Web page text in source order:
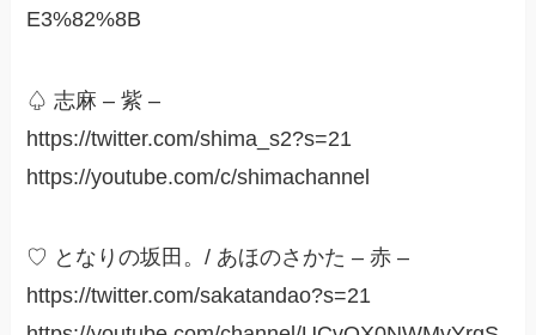
E3%82%8B
♤ 志麻 – 紫 –
https://twitter.com/shima_s2?s=21
https://youtube.com/c/shimachannel
♡ となりの坂田。/ あほのさかた – 赤 –
https://twitter.com/sakatandao?s=21